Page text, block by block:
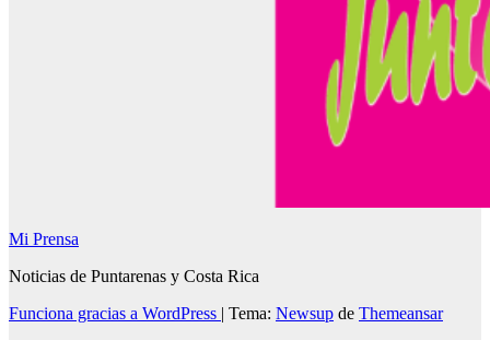
Mi Prensa
Noticias de Puntarenas y Costa Rica
Funciona gracias a WordPress
Tema: Newsup de Themeansar